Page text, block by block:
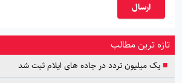
ارسال
تازه ترین مطالب
■یک میلیون تردد در جاده های ایلام ثبت شد